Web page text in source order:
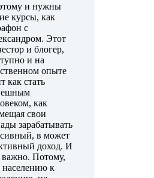
и нужны
курсы, как
с
Этот
и блогер,
и на
опыте
как стать
как
свои
зарабатывать
в может
доход. И
важно. Потому,
населению к